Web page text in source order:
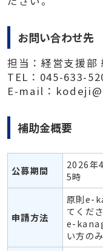
お問い合わせ先
担当：経営支援部
TEL：045-633-
E-mail：
補助金概要
公募期間
2026年
5時
申請方法
原則e-
てくださ
e-
い方の